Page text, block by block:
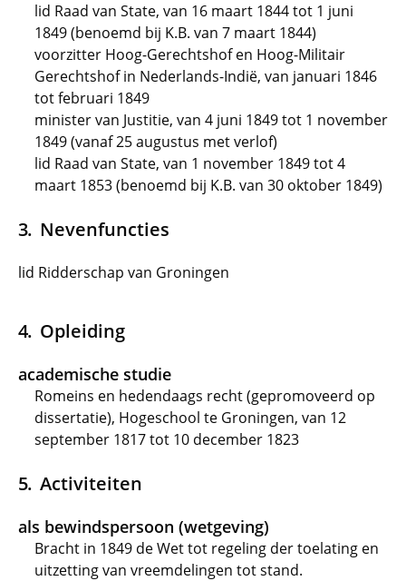
lid Raad van State, van 16 maart 1844 tot 1 juni
1849 (benoemd bij K.B. van 7 maart 1844)
voorzitter Hoog-Gerechtshof en Hoog-Militair
Gerechtshof in Nederlands-Indië, van januari 1846
tot februari 1849
minister van Justitie, van 4 juni 1849 tot 1 november
1849 (vanaf 25 augustus met verlof)
lid Raad van State, van 1 november 1849 tot 4
maart 1853 (benoemd bij K.B. van 30 oktober 1849)
Nevenfuncties
lid Ridderschap van Groningen
Opleiding
academische studie
Romeins en hedendaags recht (gepromoveerd op
dissertatie), Hogeschool te Groningen, van 12
september 1817 tot 10 december 1823
Activiteiten
als bewindspersoon (wetgeving)
Bracht in 1849 de Wet tot regeling der toelating en
uitzetting van vreemdelingen tot stand.